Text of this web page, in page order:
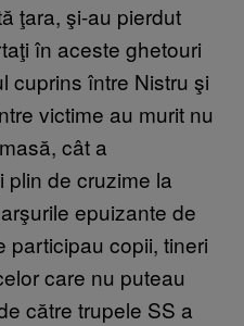
ţara, şi-au pierdut
în aceste ghetouri
cuprins între Nistru şi
victime au murit nu
cât a
plin de cruzime la
epuizante de
participau copii, tineri
care nu puteau
către trupele SS a